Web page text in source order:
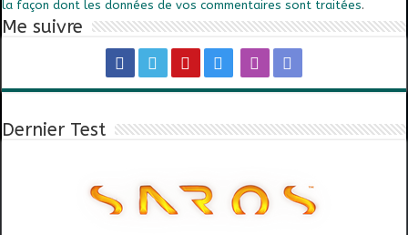
la façon dont les données de vos commentaires sont traitées.
Me suivre
Dernier Test